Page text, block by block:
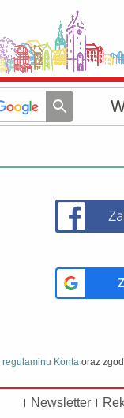
regulaminu Konta oraz
Newsletter